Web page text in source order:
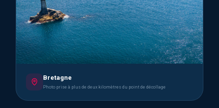
Bretagne
Photo prise à plus de deux kilomètres du point de décollage